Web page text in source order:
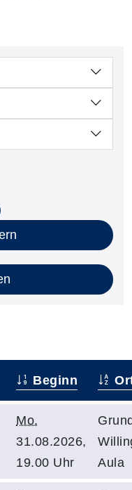
Beginn
Mo.
31.08.2026,
19.00 Uhr
Aula